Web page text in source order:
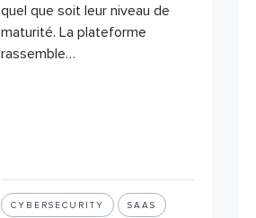
quel que soit leur niveau de
maturité. La plateforme
rassemble…
CYBERSECURITY SAAS